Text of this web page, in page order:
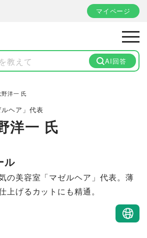
マイページ
AI回答
野洋一 氏
ルヘア」代表
洋一 氏
ル
の美容室「マゼルヘア」代表。薄
上げるカットにも精通。